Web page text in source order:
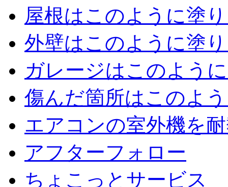
屋根はこのように塗
外壁はこのように塗
ガレージはこのよう
傷んだ箇所はこのよ
エアコンの室外機を
アフターフォロー
ちょこっとサービス